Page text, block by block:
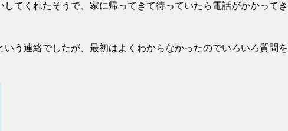
てくれたそうで、家に帰ってきて待っていたら電話がかかってき
う連絡でしたが、最初はよくわからなかったのでいろいろ質問を